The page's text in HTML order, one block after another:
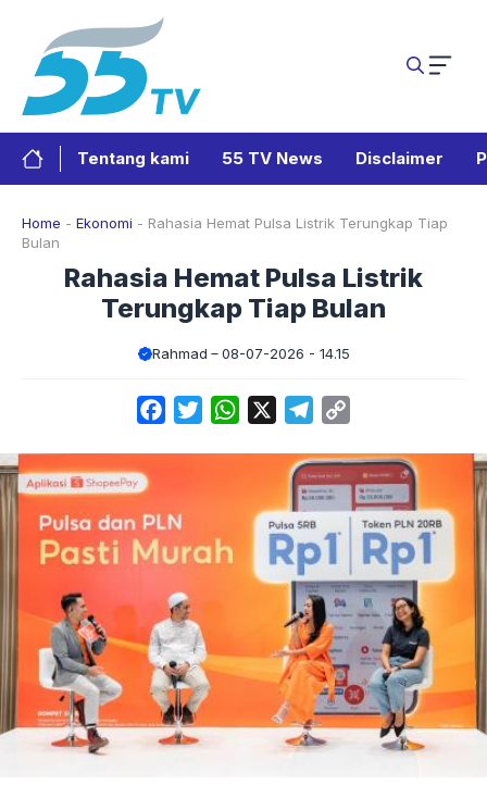
Tentang kami 55 TV News Disclaimer
Home - Ekonomi - Rahasia Hemat Pulsa Listrik Terungkap Tiap
Bulan
Rahasia Hemat Pulsa Listrik
Terungkap Tiap Bulan
Rahmad 08-07-2026 - 14.15
FacebookTwitterWhatsApp Telegram